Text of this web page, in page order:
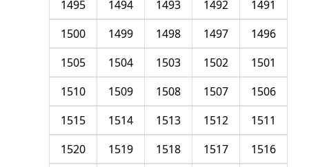
1491
1492
1493
1494
1495
1496
1497
1498
1499
1500
1501
1502
1503
1504
1505
1506
1507
1508
1509
1510
1511
1512
1513
1514
1515
1516
1517
1518
1519
1520